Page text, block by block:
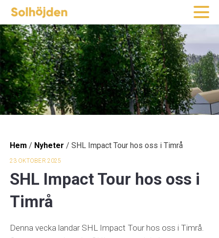
Hem / Nyheter / SHL Impact Tour hos oss i Timrå
23 OKTOBER 2025
SHL Impact Tour hos oss i
Timrå
Denna vecka landar SHL Impact Tour hos oss i Timrå.